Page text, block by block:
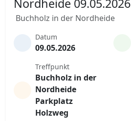
Nordheide 09.05.2026
Buchholz in der Nordheide
Datum
09.05.2026
Treffpunkt
Buchholz in der
Nordheide
Parkplatz
Holzweg